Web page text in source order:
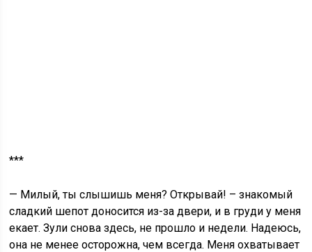
***
— Милый, ты слышишь меня? Открывай! – знакомый
сладкий шепот доносится из-за двери, и в груди у меня
екает. Зули снова здесь, не прошло и недели. Надеюсь,
она не менее осторожна, чем всегда. Меня охватывает